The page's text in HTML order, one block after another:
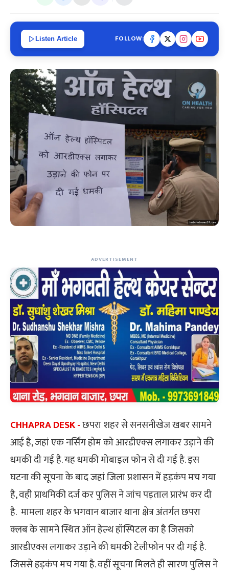
Listen Article FOLLOW:
ADVERTISEMENT
CHHAPRA DESK -छपरा शहर से सनसनीखेज खबर सामने
आई है, जहां एक नर्सिंग होम को आरडीएक्स लगाकर उड़ाने की
धमकी दी गई है. यह धमकी मोबाइल फोन से दी गई है. इस
घटना की सूचना के बाद जहां जिला प्रशासन में हड़कंप मच गया
है, वही प्राथमिकी दर्ज कर पुलिस ने जांच पड़ताल प्रारंभ कर दी
है. मामला शहर के भगवान बाजार थाना क्षेत्र अंतर्गत छपरा
क्लब के सामने स्थित ऑन हेल्थ हॉस्पिटल का है जिसको
आरडीएक्स लगाकर उड़ाने की धमकी टेलीफोन पर दी गई है.
जिससे हड़कंप मच गया है. वहीं सूचना मिलते ही सारण पुलिस ने